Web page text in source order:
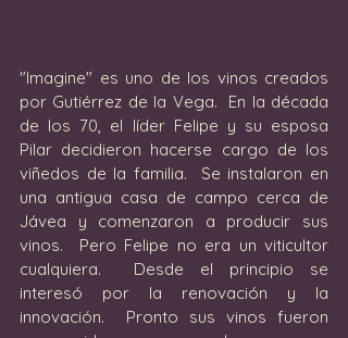
"Imagine" es uno de los vinos creados
por Gutiérrez de la Vega.  En la década
de los 70, el líder Felipe y su esposa
Pilar decidieron hacerse cargo de los
viñedos de la familia.  Se instalaron en
una antigua casa de campo cerca de
Jávea y comenzaron a producir sus
vinos.  Pero Felipe no era un viticultor
cualquiera.  Desde el principio se
interesó por la renovación y la
innovación.  Pronto sus vinos fueron